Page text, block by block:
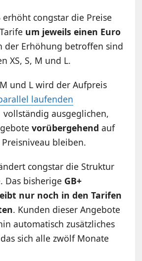
erhöht congstar die Preise
um jeweils einen Euro
der Erhöhung betroffen sind
XS, S, M und L.
und L wird der Aufpreis
laufenden
vollständig ausgeglichen,
vorübergehend auf
bleiben.
congstar die Struktur
Das bisherige GB+
nur noch in den Tarifen
. Kunden dieser Angebote
automatisch zusätzliches
sich alle zwölf Monate